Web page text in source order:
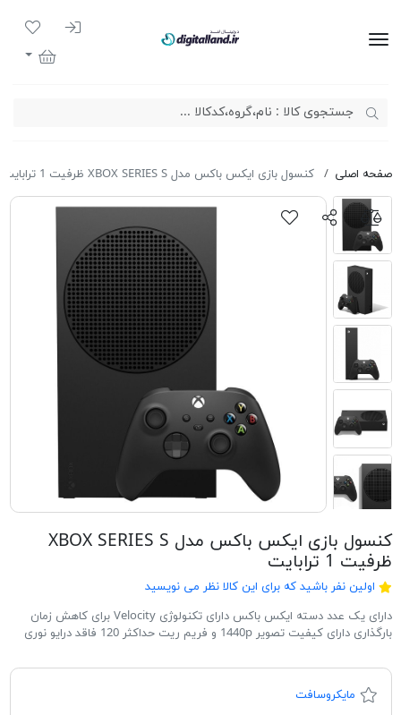
ورود به
لیست
سبد خرید
صفحه اصلی کنسول بازی ایکس باکس مدل XBOX SERIES S ظرفیت 1 ترابایت
کنسول بازی ایکس باکس مدل XBOX SERIES S
ظرفیت 1 ترابایت
اولین نفر باشید که برای این کالا نظر می نویسید
دارای یک عدد دسته ایکس باکس دارای تکنولوژی Velocity برای کاهش زمان
بارگذاری دارای کیفیت تصویر 1440p و فریم ریت حداکثر 120 فاقد درایو نوری
مایکروسافت